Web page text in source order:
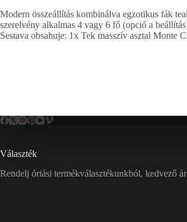
Modern összeállítás kombinálva egzotikus fák
szerelvény alkalmas 4 vagy 6 fő (opció a
Sestava obsahuje: 1x Tek masszív asztal Monte
Választék
Rendelj óriási termékválasztékunkból, kedvező